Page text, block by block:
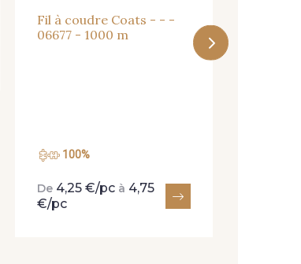
Fil à coudre Coats - - -
06677 - 1000 m
100%
De 4,25 €/pc à 4,75
€/pc